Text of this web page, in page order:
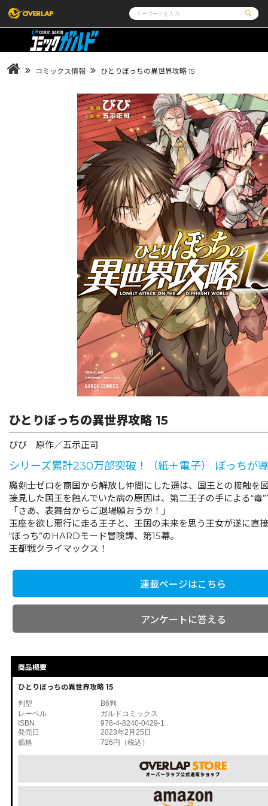
コミック
LiQulle
ライトノベル
ポケットモンスター
オーバーラップ広報室
オーバーラップホールディングス
お問い合
オーバーラップ文庫 オーバーラップノベルス オーバー
ロサージュノベルス コミックガルド コミ
リキューレ コミックパルフェ コミ
閉じる
コミックス情報 ひとりぼっちの異世界攻略 15
ひとりぼっちの異世界攻略 15
びび 原作／五示正司
シリーズ累計230万部突破！（紙＋電子） ぼっちが
魔剣士ゼロを商国から解放し仲間にした遥は、国王との接触を
接見した国王を蝕んでいた病の原因は、第二王子の手による“毒
「さあ、表舞台からご退場願おうか！」
玉座を欲し悪行に走る王子と、王国の未来を思う王女が遂に直
“ぼっち”のHARDモード冒険譚、第15幕。
王都戦クライマックス！
連載ページはこちら
アンケートに答える
商品概要
ひとりぼっちの異世界攻略 15
判型
B6判
レーベル
ガルドコミックス
ISBN
978-4-8240-0429-1
発売日
2023年2月25日
価格
726円（税込）